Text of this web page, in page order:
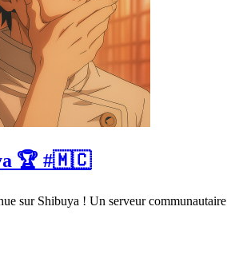
🏆 #🇲🇨
sur Shibuya ! Un serveur